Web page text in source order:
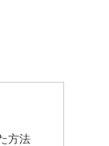
方法